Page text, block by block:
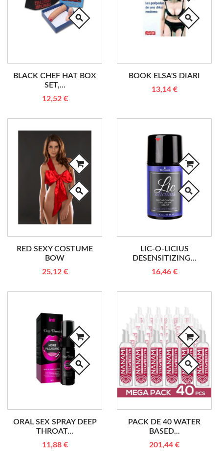
search
BLACK CHEF HAT BOX
SET,...
12,52 €
search
BOOK ELSA'S DIARI
13,14 €
search
RED SEXY COSTUME
BOW
25,12 €
search
LIC-O-LICIUS
DESENSITIZING...
16,46 €
search
ORAL SEX SPRAY DEEP
THROAT...
11,88 €
search
PACK DE 40 WATER
BASED...
201,44 €